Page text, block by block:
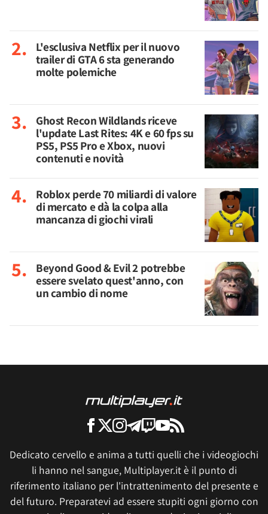
L'esclusiva Netflix per il nuovo
trailer di GTA 6 sta generando
molte polemiche
Ghost Recon Wildlands riceve
l'update Last Rites: 4K e 60 fps su
PS5, PS5 Pro e Xbox, nuovi
contenuti e novità
Roblox perde 70 miliardi di valore
di mercato e dà la colpa alla
mancanza di giochi virali
Beyond Good & Evil 2 potrebbe
essere svelato quest'anno, con
un cambio di nome
Dedicato cervello e anima a tutti quelli che i videogiochi
li hanno nel sangue, Multiplayer.it è il punto di
riferimento italiano per l'intrattenimento del presente e
del futuro. Preparatevi ad essere stupiti ogni giorno con